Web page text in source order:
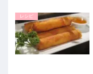
レシピ